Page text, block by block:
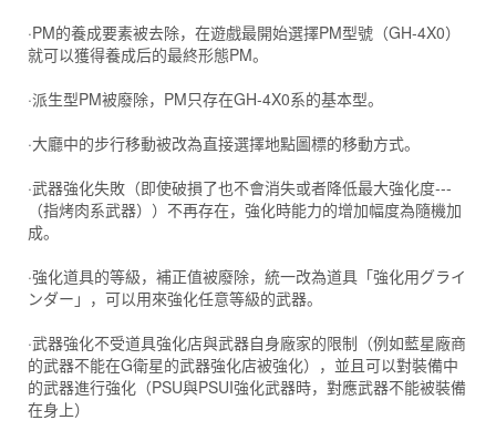
·PM的養成要素被去除，在遊戲最開始選擇PM型號（GH-4X0）
就可以獲得養成后的最終形態PM。
·派生型PM被廢除，PM只存在GH-4X0系的基本型。
·大廳中的步行移動被改為直接選擇地點圖標的移動方式。
·武器強化失敗（即使破損了也不會消失或者降低最大強化度---
（指烤肉系武器））不再存在，強化時能力的增加幅度為隨機加
成。
·強化道具的等級，補正值被廢除，統一改為道具「強化用グライ
ンダー」，可以用來強化任意等級的武器。
·武器強化不受道具強化店與武器自身廠家的限制（例如藍星廠商
的武器不能在G衛星的武器強化店被強化），並且可以對裝備中
的武器進行強化（PSU與PSUI強化武器時，對應武器不能被裝備
在身上）